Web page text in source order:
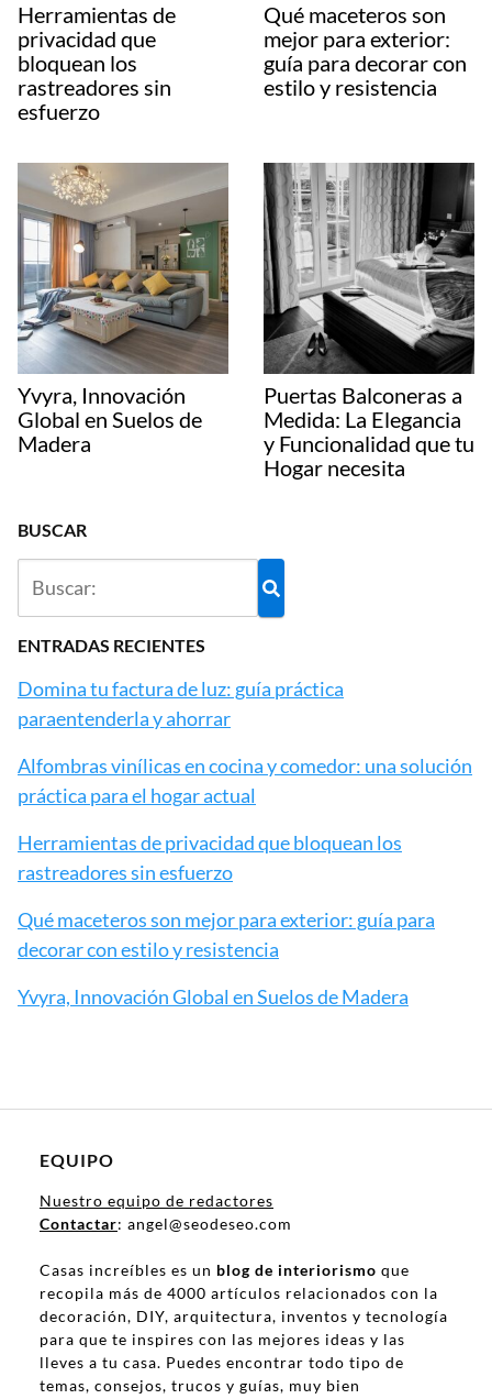
Herramientas de
privacidad que
bloquean los
rastreadores sin
esfuerzo
Qué maceteros son
mejor para exterior:
guía para decorar con
estilo y resistencia
Yvyra, Innovación
Global en Suelos de
Madera
Puertas Balconeras a
Medida: La Elegancia
y Funcionalidad que tu
Hogar necesita
BUSCAR
ENTRADAS RECIENTES
Domina tu factura de luz: guía práctica
paraentenderla y ahorrar
Alfombras vinílicas en cocina y comedor: una solución
práctica para el hogar actual
Herramientas de privacidad que bloquean los
rastreadores sin esfuerzo
Qué maceteros son mejor para exterior: guía para
decorar con estilo y resistencia
Yvyra, Innovación Global en Suelos de Madera
EQUIPO
Nuestro equipo de redactores
Contactar: angel@seodeseo.com
Casas increíbles es un blog de interiorismo que
recopila más de 4000 artículos relacionados con la
decoración, DIY, arquitectura, inventos y tecnología
para que te inspires con las mejores ideas y las
lleves a tu casa. Puedes encontrar todo tipo de
temas, consejos, trucos y guías, muy bien